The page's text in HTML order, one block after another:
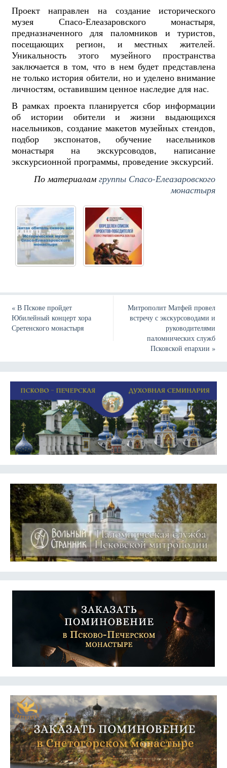
Проект направлен на создание исторического
музея Спасо-Елеазаровского монастыря,
предназначенного для паломников и туристов,
посещающих регион, и местных жителей.
Уникальность этого музейного пространства
заключается в том, что в нем будет представлена
не только история обители, но и уделено внимание
личностям, оставившим ценное наследие для нас.
В рамках проекта планируется сбор информации
об истории обители и жизни выдающихся
насельников, создание макетов музейных стендов,
подбор экспонатов, обучение насельников
монастыря на экскурсоводов, написание
экскурсионной программы, проведение экскурсий.
По материаламгруппы Спасо-Елеазаровского
монастыря
«В Пскове пройдет
Юбилейный концерт хора
Сретенского монастыря
Митрополит Матфей провел
встречу с экскурсоводами и
руководителями
паломнических служб
Псковской епархии»